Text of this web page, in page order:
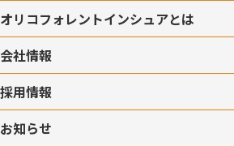
オリコフォレントインシュアとは
会社情報
採用情報
お知らせ